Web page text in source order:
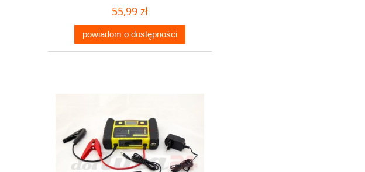
55,99 zł
powiadom o dostępności